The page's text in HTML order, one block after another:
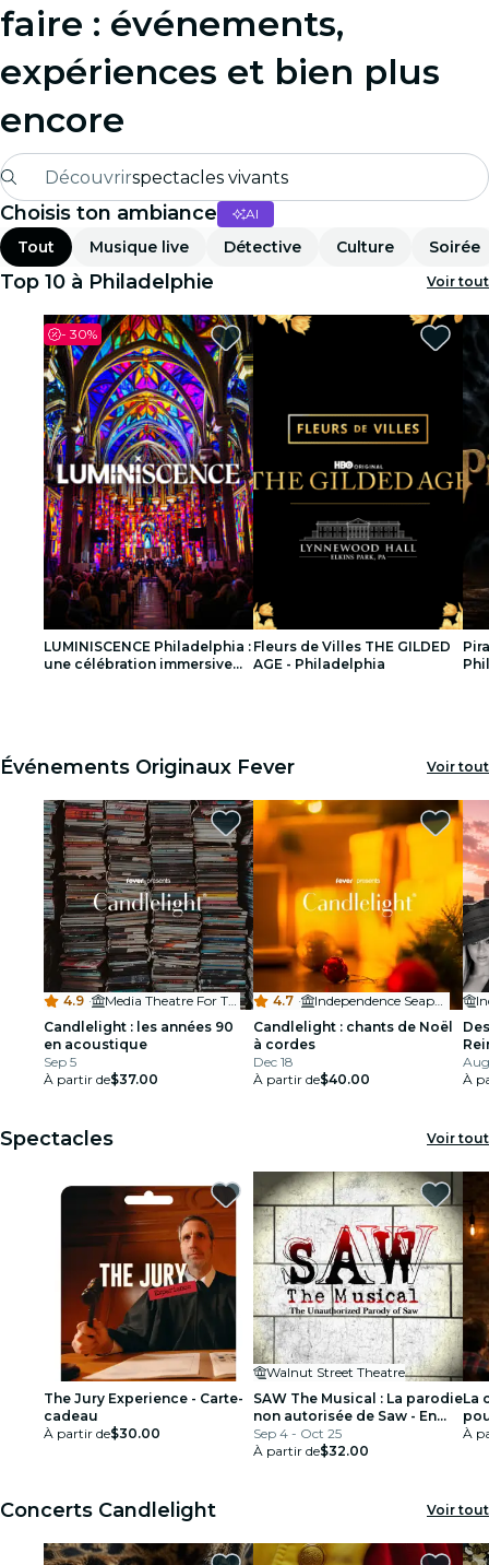
faire : événements,
expériences et bien plus
encore
Découvrirspectacles vivants
Madrid
Candlelight
Londres
expériences et villes
São Paulo
expositions
Séoul
visites urbaines
concerts
restaurants
Choisis ton ambiance AI
Tout Musique live Détective Culture Soirée
Top 10 à Philadelphie Voir tout
- 30%
LUMINISCENCE Philadelphia :
une célébration immersive
Fleurs de Villes THE GILDED
AGE - Philadelphia
Événements Originaux Fever Voir tout
4.9 ·
Media Theatre For The Performing Arts
Candlelight : les années 90
en acoustique
Sep 5
À partir de$37.00
4.7 ·
Independence Seaport Museum
Candlelight : chants de Noël
à cordes
Dec 18
À partir de$40.00
À
Spectacles Voir tout
The Jury Experience - Carte-
cadeau
À partir de$30.00
Walnut Street Theatre
SAW The Musical : La parodie
non autorisée de Saw - En
direct de New York (tournée
nationale Off-Broadway) - En
Sep 4 - Oct 25
À partir de$32.00
La
À
Concerts Candlelight Voir tout